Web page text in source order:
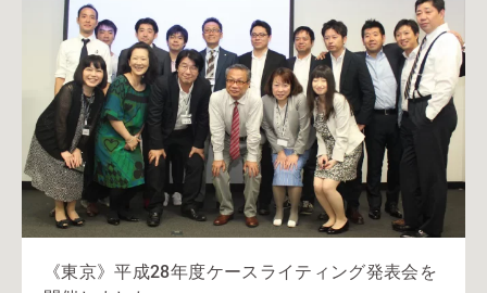
《東京》平成28年度ケースライティング発表会を